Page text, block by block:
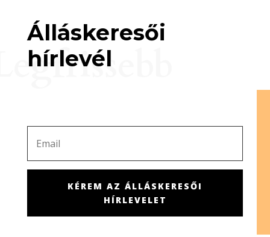
Álláskeresői
hírlevél
KÉREM AZ ÁLLÁSKERESŐI
HÍRLEVELET